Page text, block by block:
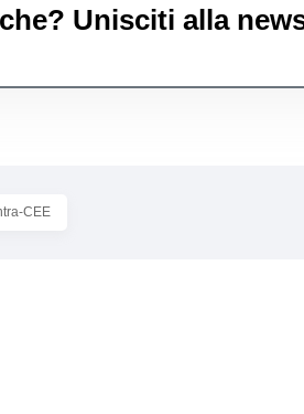
Unisciti alla
CEE